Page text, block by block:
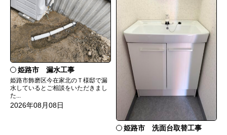
姫路市 漏水工事
姫路市飾磨区今在家北のＴ様邸で漏
水しているとご相談をいただきまし
た...
2026年08月08日
姫路市 洗面台取替工事